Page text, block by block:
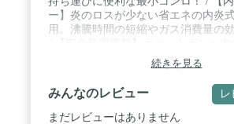
ー】炎のロスが少ない省エネの内炎
用。沸騰時間の短縮やガス消費量の
上昇した場合、自動的にガス通路を
します。 / 【アルミ合金ボディ】
式】カセットボンベの着脱どちらも
ト式！ / ・連続燃焼時間：約230分（
使用時）・ガス消費量：約65g/h・最
続きを見る
みんなのレビュー レ
まだレビューはありません